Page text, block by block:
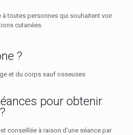
à toutes personnes qui souhaitent voir
cutanées.
?
et du corps sauf osseuses
pour obtenir
conseillée à raison d’une séance par